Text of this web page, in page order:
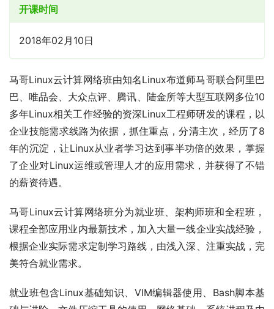
开课时间
2018年02月10日
马哥Linux云计算网络班由知名Linux布道师马哥联合阿里巴
巴、唯品会、大众点评、腾讯、陆金所等大型互联网多位10
多年Linux相关工作经验的资深Linux工程师研发的课程，以
企业技能需求线路为依据，抓住重点，分清主次，经历了8
年的沉淀，让Linux从业者学习达到事半功倍的效果，掌握
了企业对Linux运维或管理人才的应用需求，并获得了不错
的薪资待遇。
马哥Linux云计算网络班分为就业班、架构师班和全程班，
课程全部应用业内最新技术，加入大量一线企业实战经验，
根据企业实际需求定制学习路线，由浅入深、注重实战，完
美符合就业需求。
就业班包含Linux基础知识、VIM编辑器使用、Bash脚本基